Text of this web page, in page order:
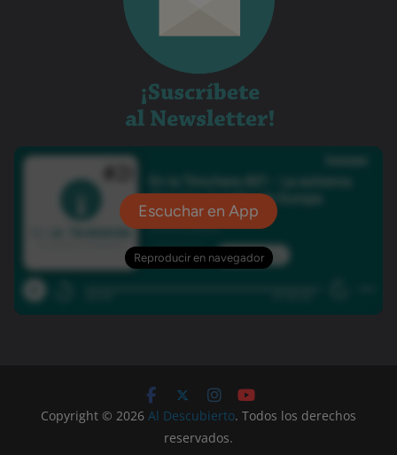
Copyright © 2026 Al Descubierto. Todos los derechos
reservados.